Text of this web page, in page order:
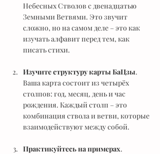
Небесных Стволов с двенадцатью
Земными Ветвями. Это звучит
сложно, но на самом деле – это как
изучать алфавит перед тем, как
писать стихи.
Изучите структуру карты БаЦзы.
Ваша карта состоит из четырёх
столпов: год, месяц, день и час
рождения. Каждый столп – это
комбинация ствола и ветви, которые
взаимодействуют между собой.
Практикуйтесь на примерах.